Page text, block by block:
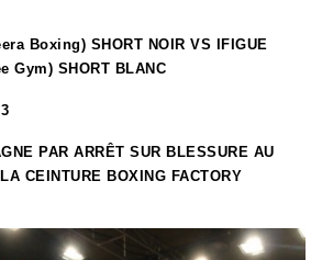
Boxing) SHORT NOIR VS IFIGUE
Gym) SHORT BLANC
PAR ARRÊT SUR BLESSURE AU
CEINTURE BOXING FACTORY